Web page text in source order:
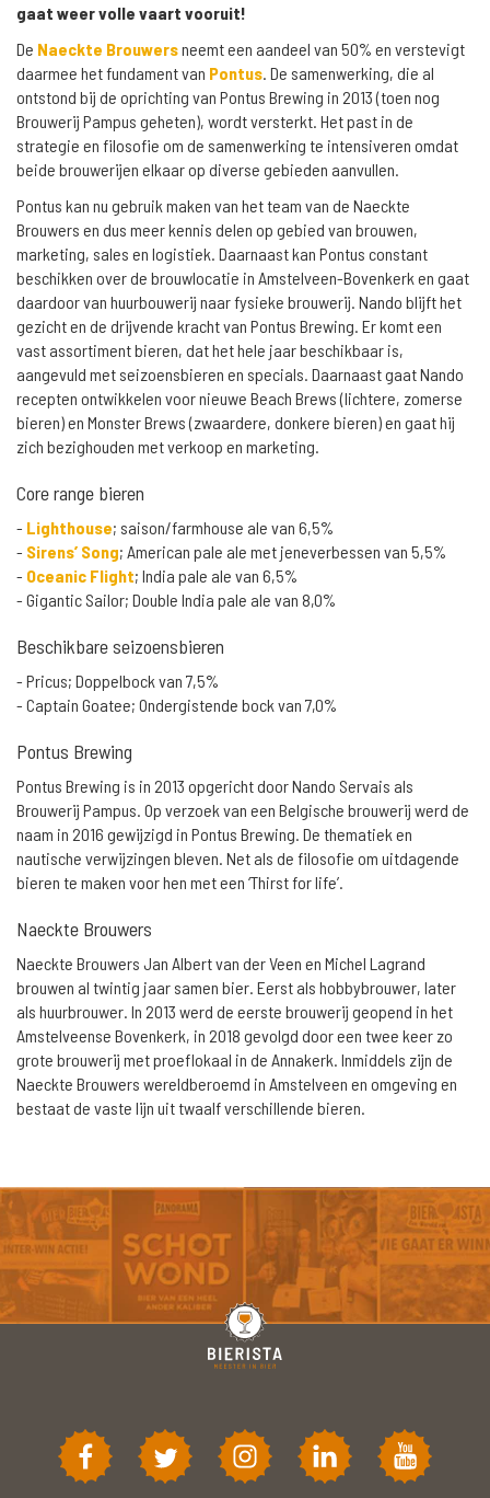
gaat weer volle vaart vooruit!
De Naeckte Brouwersneemt een aandeel van 50% en verstevigt
daarmee het fundament van Pontus . De samenwerking, die al
ontstond bij de oprichting van Pontus Brewing in 2013 (toen nog
Brouwerij Pampus geheten), wordt versterkt. Het past in de
strategie en filosofie om de samenwerking te intensiveren omdat
beide brouwerijen elkaar op diverse gebieden aanvullen.
Pontus kan nu gebruik maken van het team van de Naeckte
Brouwers en dus meer kennis delen op gebied van brouwen,
marketing, sales en logistiek. Daarnaast kan Pontus constant
beschikken over de brouwlocatie in Amstelveen-Bovenkerk en gaat
daardoor van huurbouwerij naar fysieke brouwerij. Nando blijft het
gezicht en de drijvende kracht van Pontus Brewing. Er komt een
vast assortiment bieren, dat het hele jaar beschikbaar is,
aangevuld met seizoensbieren en specials. Daarnaast gaat Nando
recepten ontwikkelen voor nieuwe Beach Brews (lichtere, zomerse
bieren) en Monster Brews (zwaardere, donkere bieren) en gaat hij
zich bezighouden met verkoop en marketing.
Core range bieren
- Lighthouse; saison/farmhouse ale van 6,5%
- Sirens’ Song; American pale ale met jeneverbessen van 5,5%
- Oceanic Flight; India pale ale van 6,5%
- Gigantic Sailor; Double India pale ale van 8,0%
Beschikbare seizoensbieren
- Pricus; Doppelbock van 7,5%
- Captain Goatee; Ondergistende bock van 7,0%
Pontus Brewing
Pontus Brewing is in 2013 opgericht door Nando Servais als
Brouwerij Pampus. Op verzoek van een Belgische brouwerij werd de
naam in 2016 gewijzigd in Pontus Brewing. De thematiek en
nautische verwijzingen bleven. Net als de filosofie om uitdagende
bieren te maken voor hen met een ‘Thirst for life’.
Naeckte Brouwers
Naeckte Brouwers Jan Albert van der Veen en Michel Lagrand
brouwen al twintig jaar samen bier. Eerst als hobbybrouwer, later
als huurbrouwer. In 2013 werd de eerste brouwerij geopend in het
Amstelveense Bovenkerk, in 2018 gevolgd door een twee keer zo
grote brouwerij met proeflokaal in de Annakerk. Inmiddels zijn de
Naeckte Brouwers wereldberoemd in Amstelveen en omgeving en
bestaat de vaste lijn uit twaalf verschillende bieren.